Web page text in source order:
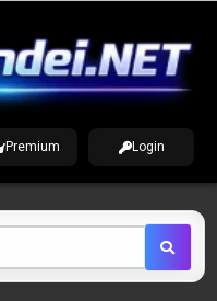
Premium Login